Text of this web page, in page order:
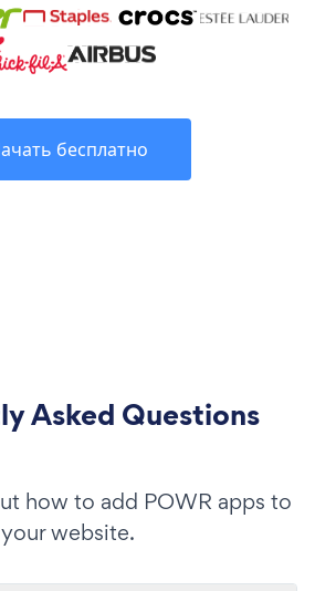
бесплатно
Asked Questions
how to add POWR apps to
your website.